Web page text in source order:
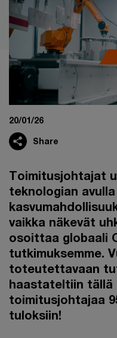
20/01/26
Share
Toimitusjohtajat
teknologian
vaikka näkevät
osoittaa globaali
tutkimuksemme.
toteutettavaan
haastateltiin tällä
toimitusjohtajaa
tuloksiin!